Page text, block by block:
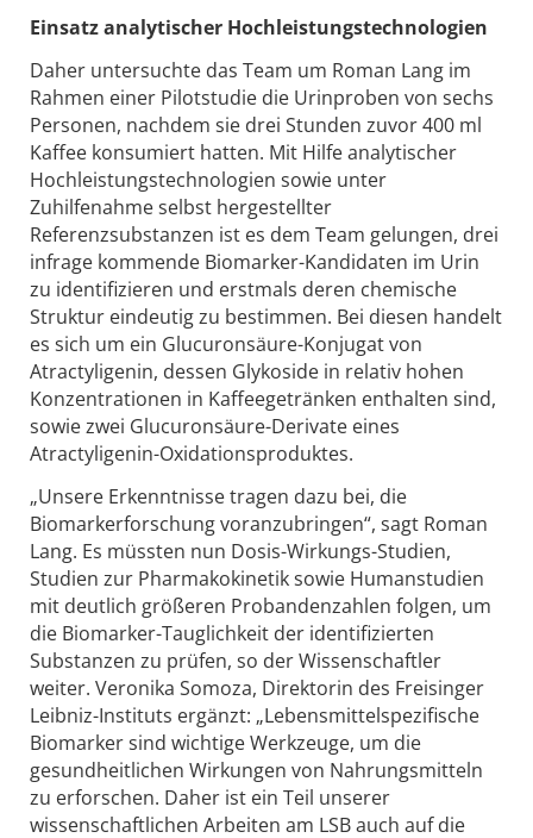
Einsatz analytischer Hochleistungstechnologien
Daher untersuchte das Team um Roman Lang im
Rahmen einer Pilotstudie die Urinproben von sechs
Personen, nachdem sie drei Stunden zuvor 400 ml
Kaffee konsumiert hatten. Mit Hilfe analytischer
Hochleistungstechnologien sowie unter
Zuhilfenahme selbst hergestellter
Referenzsubstanzen ist es dem Team gelungen, drei
infrage kommende Biomarker-Kandidaten im Urin
zu identifizieren und erstmals deren chemische
Struktur eindeutig zu bestimmen. Bei diesen handelt
es sich um ein Glucuronsäure-Konjugat von
Atractyligenin, dessen Glykoside in relativ hohen
Konzentrationen in Kaffeegetränken enthalten sind,
sowie zwei Glucuronsäure-Derivate eines
Atractyligenin-Oxidationsproduktes.
„Unsere Erkenntnisse tragen dazu bei, die
Biomarkerforschung voranzubringen“, sagt Roman
Lang. Es müssten nun Dosis-Wirkungs-Studien,
Studien zur Pharmakokinetik sowie Humanstudien
mit deutlich größeren Probandenzahlen folgen, um
die Biomarker-Tauglichkeit der identifizierten
Substanzen zu prüfen, so der Wissenschaftler
weiter. Veronika Somoza, Direktorin des Freisinger
Leibniz-Instituts ergänzt: „Lebensmittelspezifische
Biomarker sind wichtige Werkzeuge, um die
gesundheitlichen Wirkungen von Nahrungsmitteln
zu erforschen. Daher ist ein Teil unserer
wissenschaftlichen Arbeiten am LSB auch auf die